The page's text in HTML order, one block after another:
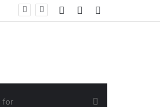
Random
Log
Search